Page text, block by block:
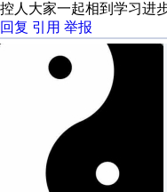
控人大家一起相到学习进
回复 引用 举报